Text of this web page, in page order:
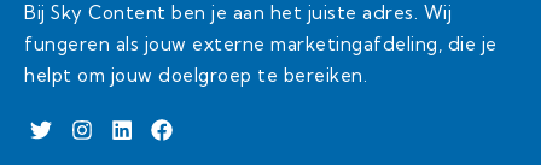
Bij Sky Content ben je aan het juiste adres. Wij
fungeren als jouw externe marketingafdeling, die je
helpt om jouw doelgroep te bereiken.
T
w
I
n
L
i
F
a